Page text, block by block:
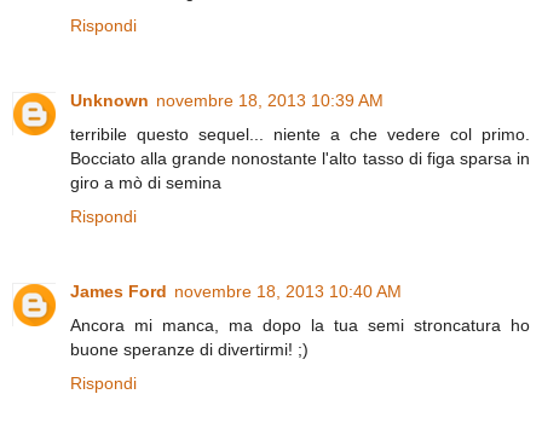
Rispondi
Unknown novembre 18, 2013 10:39 AM
terribile questo sequel... niente a che vedere col primo.
Bocciato alla grande nonostante l'alto tasso di figa sparsa in
giro a mò di semina
Rispondi
James Ford novembre 18, 2013 10:40 AM
Ancora mi manca, ma dopo la tua semi stroncatura ho
buone speranze di divertirmi! ;)
Rispondi